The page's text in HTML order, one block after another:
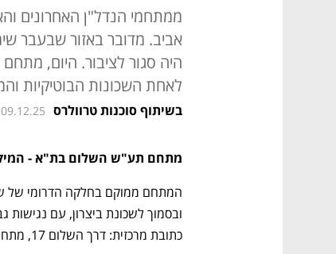
ממתחמי הנדל"ן האחרונים
אביב. מדובר באזור שבעבר
היה סגור לציבור. היום,
לאחת השכונות הבוטיקיות
בשיתוף סוכנות טרוולרס
מתחם תע"ש השלום בת"א -
כתובת מרכזית: דרך השלום 17, מתחם תע"ש השלום.